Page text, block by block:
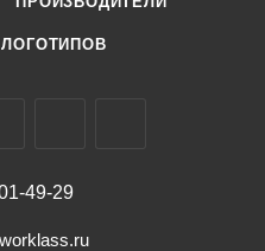
49-29